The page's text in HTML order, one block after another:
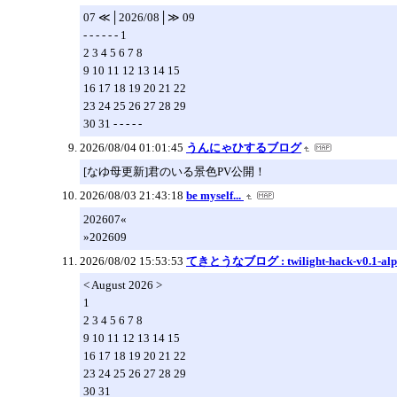
07 ≪│2026/08│≫ 09
- - - - - - 1
2 3 4 5 6 7 8
9 10 11 12 13 14 15
16 17 18 19 20 21 22
23 24 25 26 27 28 29
30 31 - - - - -
2026/08/04 01:01:45 うんにゃひするブログ
[なゆ母更新]君のいる景色PV公開！
2026/08/03 21:43:18 be myself...
202607«
»202609
2026/08/02 15:53:53 てきとうなブログ : twilight-hack-v0.1-
< August 2026 >
1
2 3 4 5 6 7 8
9 10 11 12 13 14 15
16 17 18 19 20 21 22
23 24 25 26 27 28 29
30 31